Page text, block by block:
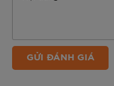
GỬI ĐÁNH GIÁ